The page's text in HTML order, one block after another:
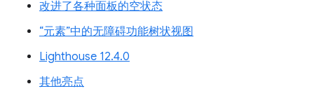
改进了各种面板的空状态
“元素”中的无障碍功能树状视图
Lighthouse 12.4.0
其他亮点